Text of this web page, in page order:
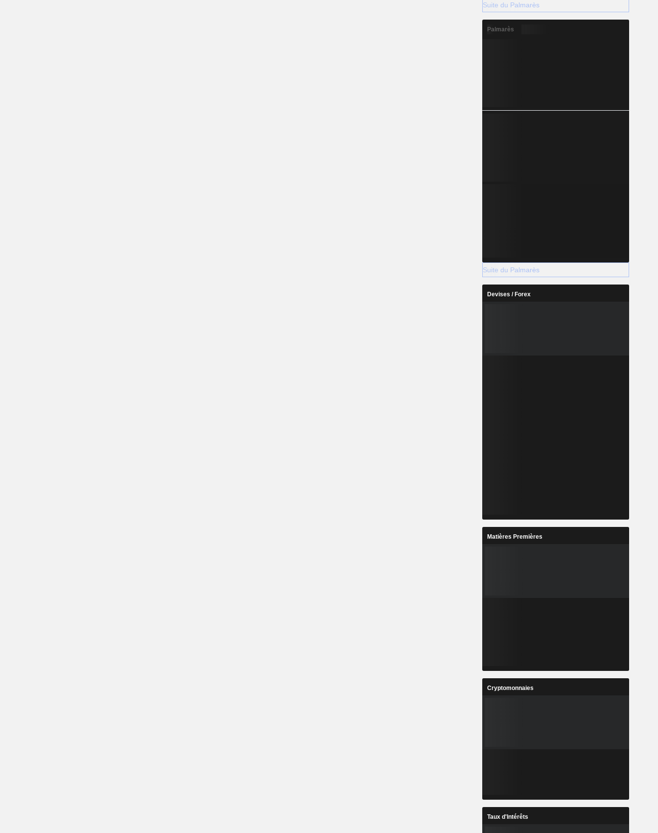
Suite du Palmarès
Palmarès
Suite du Palmarès
Devises / Forex
Matières Premières
Cryptomonnaies
Taux d'Intérêts